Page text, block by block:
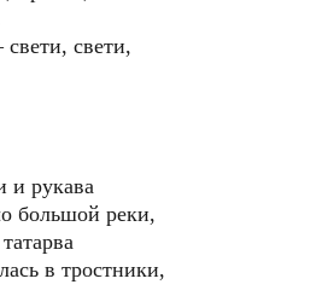
свети,
и рукава
большой реки,
в тростники,